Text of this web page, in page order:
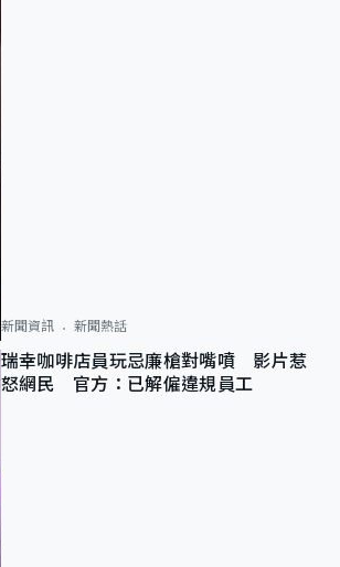
新聞資訊 新聞熱話
瑞幸咖啡店員玩忌廉槍對嘴噴 影片惹
怒網民 官方：已解僱違規員工